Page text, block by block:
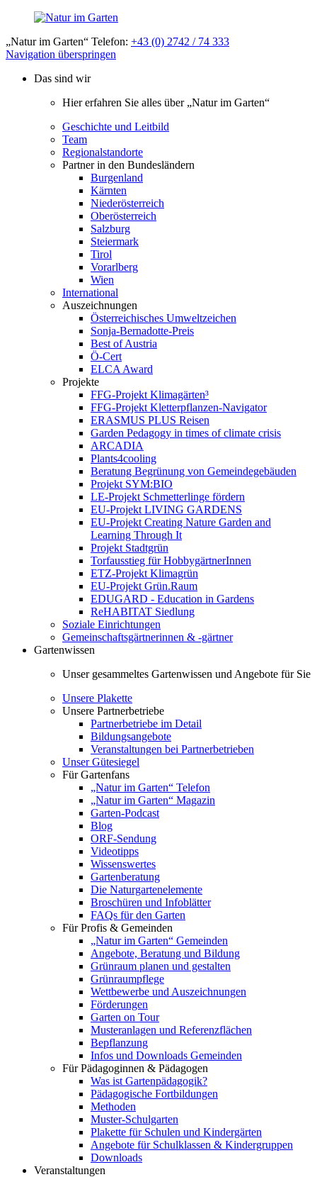
„Natur im Garten“ Telefon: +43 (0) 2742 / 74 333
Navigation überspringen
Das sind wir
Hier erfahren Sie alles über „Natur im Garten“
Geschichte und Leitbild
Team
Regionalstandorte
Partner in den Bundesländern
Burgenland
Kärnten
Niederösterreich
Oberösterreich
Salzburg
Steiermark
Tirol
Vorarlberg
Wien
International
Auszeichnungen
Österreichisches Umweltzeichen
Sonja-Bernadotte-Preis
Best of Austria
Ö-Cert
ELCA Award
Projekte
FFG-Projekt Klimagärten³
FFG-Projekt Kletterpflanzen-Navigator
ERASMUS PLUS Reisen
Garden Pedagogy in times of climate crisis
ARCADIA
Plants4cooling
Beratung Begrünung von Gemeindegebäuden
Projekt SYM:BIO
LE-Projekt Schmetterlinge fördern
EU-Projekt LIVING GARDENS
EU-Projekt Creating Nature Garden and
Learning Through It
Projekt Stadtgrün
Torfausstieg für HobbygärtnerInnen
ETZ-Projekt Klimagrün
EU-Projekt Grün.Raum
EDUGARD - Education in Gardens
ReHABITAT Siedlung
Soziale Einrichtungen
Gemeinschaftsgärtnerinnen & -gärtner
Gartenwissen
Unser gesammeltes Gartenwissen und Angebote für Sie
Unsere Plakette
Unsere Partnerbetriebe
Partnerbetriebe im Detail
Bildungsangebote
Veranstaltungen bei Partnerbetrieben
Unser Gütesiegel
Für Gartenfans
„Natur im Garten“ Telefon
„Natur im Garten“ Magazin
Garten-Podcast
Blog
ORF-Sendung
Videotipps
Wissenswertes
Gartenberatung
Die Naturgartenelemente
Broschüren und Infoblätter
FAQs für den Garten
Für Profis & Gemeinden
„Natur im Garten“ Gemeinden
Angebote, Beratung und Bildung
Grünraum planen und gestalten
Grünraumpflege
Wettbewerbe und Auszeichnungen
Förderungen
Garten on Tour
Musteranlagen und Referenzflächen
Bepflanzung
Infos und Downloads Gemeinden
Für Pädagoginnen & Pädagogen
Was ist Gartenpädagogik?
Pädagogische Fortbildungen
Methoden
Muster-Schulgarten
Plakette für Schulen und Kindergärten
Angebote für Schulklassen & Kindergruppen
Downloads
Veranstaltungen